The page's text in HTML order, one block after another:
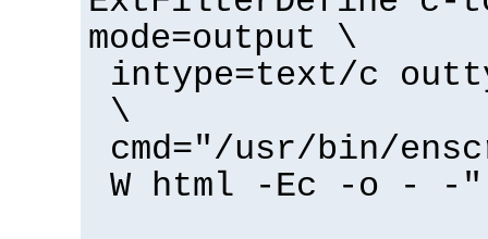
mode=output \
intype=text/c
\
cmd="/usr/bin/
W html -Ec -o - -"